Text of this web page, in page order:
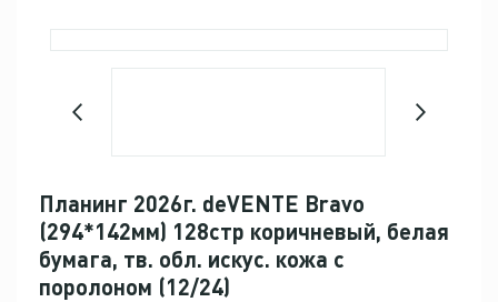
Планинг 2026г. deVENTE Bravo
(294*142мм) 128стр коричневый, белая
бумага, тв. обл. искус. кожа с
поролоном (12/24)